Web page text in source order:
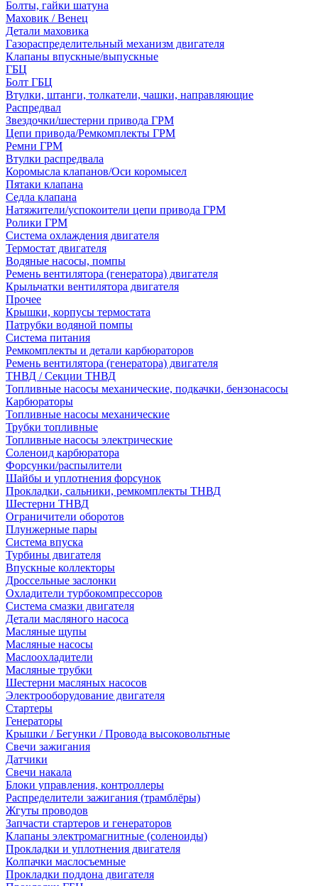
Болты, гайки шатуна
Маховик / Венец
Детали маховика
Газораспределительный механизм двигателя
Клапаны впускные/выпускные
ГБЦ
Болт ГБЦ
Втулки, штанги, толкатели, чашки, направляющие
Распредвал
Звездочки/шестерни привода ГРМ
Цепи привода/Ремкомплекты ГРМ
Ремни ГРМ
Втулки распредвала
Коромысла клапанов/Оси коромысел
Пятаки клапана
Седла клапана
Натяжители/успокоители цепи привода ГРМ
Ролики ГРМ
Система охлаждения двигателя
Термостат двигателя
Водяные насосы, помпы
Ремень вентилятора (генератора) двигателя
Крыльчатки вентилятора двигателя
Прочее
Крышки, корпусы термостата
Патрубки водяной помпы
Система питания
Ремкомплекты и детали карбюраторов
Ремень вентилятора (генератора) двигателя
ТНВД / Секции ТНВД
Топливные насосы механические, подкачки, бензонасосы
Карбюраторы
Топливные насосы механические
Трубки топливные
Топливные насосы электрические
Соленоид карбюратора
Форсунки/распылители
Шайбы и уплотнения форсунок
Прокладки, сальники, ремкомплекты ТНВД
Шестерни ТНВД
Ограничители оборотов
Плунжерные пары
Система впуска
Турбины двигателя
Впускные коллекторы
Дроссельные заслонки
Охладители турбокомпрессоров
Система смазки двигателя
Детали масляного насоса
Масляные щупы
Масляные насосы
Маслоохладители
Масляные трубки
Шестерни масляных насосов
Электрооборудование двигателя
Стартеры
Генераторы
Крышки / Бегунки / Провода высоковольтные
Свечи зажигания
Датчики
Свечи накала
Блоки управления, контроллеры
Распределители зажигания (трамблёры)
Жгуты проводов
Запчасти стартеров и генераторов
Клапаны электромагнитные (соленоиды)
Прокладки и уплотнения двигателя
Колпачки маслосъемные
Прокладки поддона двигателя